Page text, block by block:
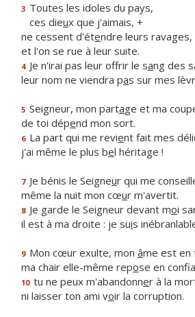
3 Toutes les idoles du pays,
ces dieux que j'aimais, +
ne cessent d'étendre leurs
et l'on se rue à leur suite.
4 Je n'irai pas leur offrir le sang des
leur nom ne viendra pas sur mes
5 Seigneur, mon partage et ma
de toi dépend mon sort.
6 La part qui me revient fait mes
j'ai même le plus bel héritage !
7 Je bénis le Seigneur qui me
même la nuit mon cœur m'avertit.
8 Je garde le Seigneur devant moi
il est à ma droite : je suis
9 Mon cœur exulte, mon âme est en
ma chair elle-même repose en
10 tu ne peux m'abandonner à la
ni laisser ton ami voir la corruption.